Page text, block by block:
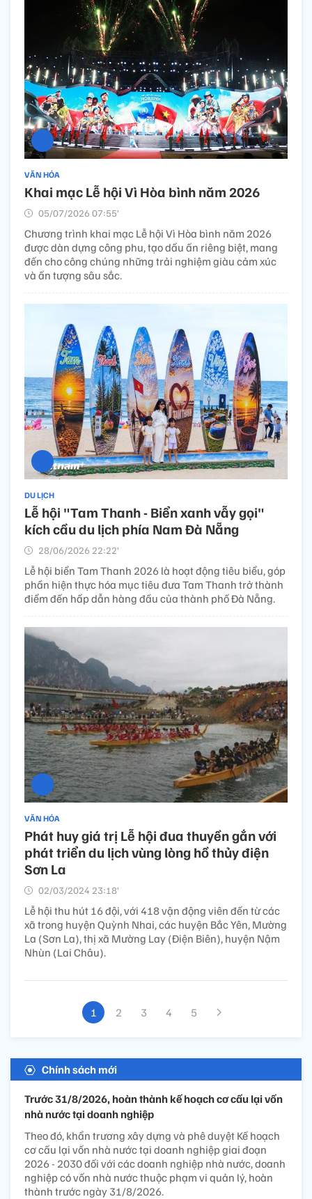
VĂN HÓA
Khai mạc Lễ hội Vì Hòa bình năm 2026 ​
05/07/2026 07:55’
Chương trình khai mạc Lễ hội Vì Hòa bình năm 2026
được dàn dựng công phu, tạo dấu ấn riêng biệt, mang
đến cho công chúng những trải nghiệm giàu cảm xúc
và ấn tượng sâu sắc.
DU LỊCH
Lễ hội "Tam Thanh - Biển xanh vẫy gọi"
kích cầu du lịch phía Nam Đà Nẵng
28/06/2026 22:22’
Lễ hội biển Tam Thanh 2026 là hoạt động tiêu biểu, góp
phần hiện thực hóa mục tiêu đưa Tam Thanh trở thành
điểm đến hấp dẫn hàng đầu của thành phố Đà Nẵng.
VĂN HÓA
Phát huy giá trị Lễ hội đua thuyền gắn với
phát triển du lịch vùng lòng hồ thủy điện
Sơn La
02/03/2024 23:18’
Lễ hội thu hút 16 đội, với 418 vận động viên đến từ các
xã trong huyện Quỳnh Nhai, các huyện Bắc Yên, Mường
La (Sơn La), thị xã Mường Lay (Điện Biên), huyện Nậm
Nhùn (Lai Châu).
1 2 3 4 5
Chính sách mới
Trước 31/8/2026, hoàn thành kế hoạch cơ cấu lại vốn
nhà nước tại doanh nghiệp
Theo đó, khẩn trương xây dựng và phê duyệt Kế hoạch
cơ cấu lại vốn nhà nước tại doanh nghiệp giai đoạn
2026 - 2030 đối với các doanh nghiệp nhà nước, doanh
nghiệp có vốn nhà nước thuộc phạm vi quản lý, hoàn
thành trước ngày 31/8/2026.